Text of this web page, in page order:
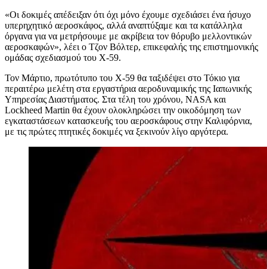
«Οι δοκιμές απέδειξαν ότι όχι μόνο έχουμε σχεδιάσει ένα ήσυχο
υπερηχητικό αεροσκάφος, αλλά αναπτύξαμε και τα κατάλληλα
όργανα για να μετρήσουμε με ακρίβεια τον θόρυβο μελλοντικών
αεροσκαφών», λέει ο Τζον Βόλτερ, επικεφαλής της επιστημονικής
ομάδας σχεδιασμού του Χ-59.
Τον Μάρτιο, πρωτότυπο του Χ-59 θα ταξιδέψει στο Τόκιο για
περαιτέρω μελέτη στα εργαστήρια αεροδυναμικής της Ιαπωνικής
Υπηρεσίας Διαστήματος. Στα τέλη του χρόνου, NASA και
Lockheed Martin θα έχουν ολοκληρώσει την οικοδόμηση των
εγκαταστάσεων κατασκευής του αεροσκάφους στην Καλιφόρνια,
με τις πρώτες πτητικές δοκιμές να ξεκινούν λίγο αργότερα.